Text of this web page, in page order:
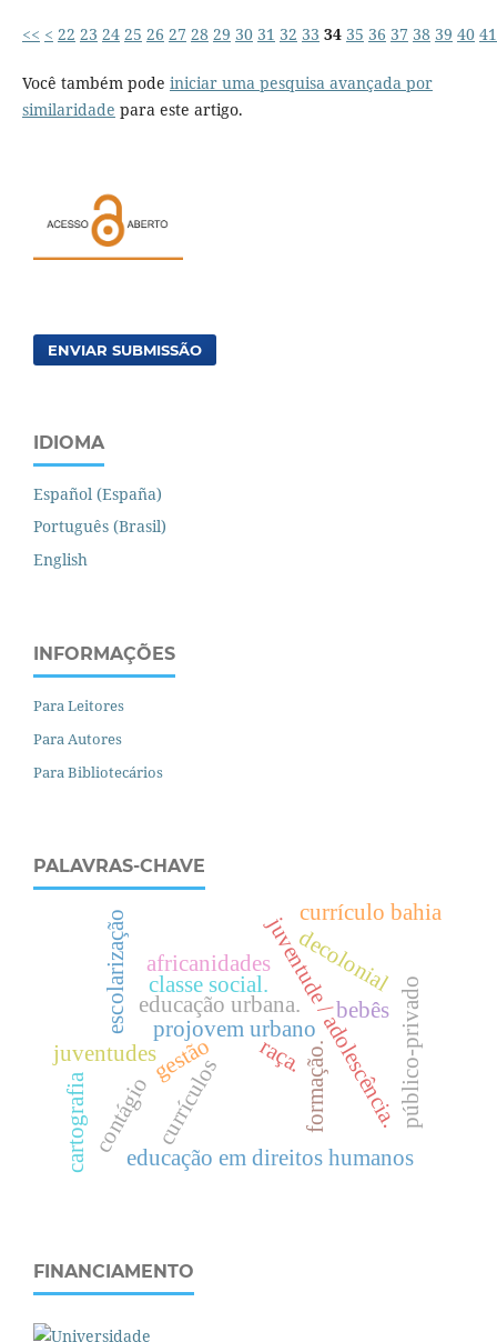
<< < 22 23 24 25 26 27 28 29 30 31 32 33 34 35 36 37 38 39 40 41
Você também pode iniciar uma pesquisa avançada por
similaridade para este artigo.
ENVIAR SUBMISSÃO
IDIOMA
Español (España)
Português (Brasil)
English
INFORMAÇÕES
Para Leitores
Para Autores
Para Bibliotecários
PALAVRAS-CHAVE
currículos
projovem urbanojuventude / adolescência.
educação urbana.
classe social.
raça.
gestão
juventudes
escolarização
educação em direitos humanos
público-privado
formação.
decolonial
bebês
contágio
cartografia
currículo bahia
africanidades
FINANCIAMENTO